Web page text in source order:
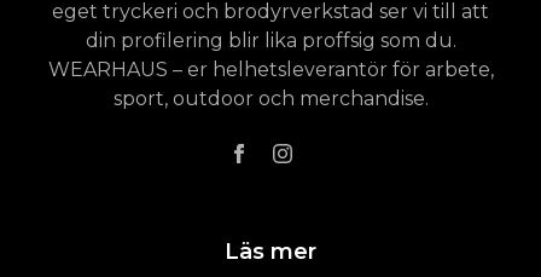
eget tryckeri och brodyrverkstad ser vi till att
din profilering blir lika proffsig som du.
WEARHAUS – er helhetsleverantör för arbete,
sport, outdoor och merchandise.
Läs mer